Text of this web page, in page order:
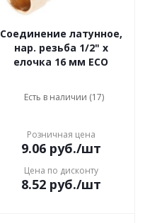
Соединение латунное,
нар. резьба 1/2" x
елочка 16 мм ECO
Есть в наличии (17)
Розничная цена
9.06руб./шт
Цена по дисконту
8.52руб./шт